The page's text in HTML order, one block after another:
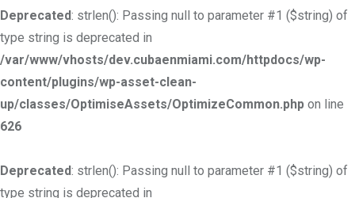
Deprecated: strlen(): Passing null to parameter #1 ($string) of
type string is deprecated in
/var/www/vhosts/dev.cubaenmiami.com/httpdocs/wp-
content/plugins/wp-asset-clean-
up/classes/OptimiseAssets/OptimizeCommon.php on line
626
Deprecated: strlen(): Passing null to parameter #1 ($string) of
type string is deprecated in